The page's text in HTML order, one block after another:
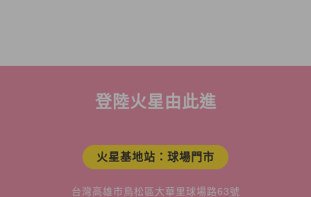
登陸火星由此進
火星基地站：球場門市
台灣高雄市鳥松區大華里球場路63號